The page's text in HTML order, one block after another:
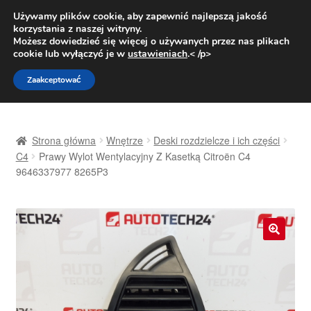
DOSTAWA od 31 zł
Pn.-pt. 9:00-16:00800 003 167
Przejdź
do
nawigacji
Przejdź
do
treści
Dostawa
Kontakt
Strona główna Wnętrze
Deski rozdzielcze i ich części
C4
Prawy Wylot Wentylacyjny Z Kasetką Citroën C4
9646337977 8265P3
Używamy plików cookie, aby zapewnić najlepszą jakość
korzystania z naszej witryny.
Możesz dowiedzieć się więcej o używanych przez nas plikach
cookie lub wyłączyć je w ustawieniach.< /p>
Zaakceptować